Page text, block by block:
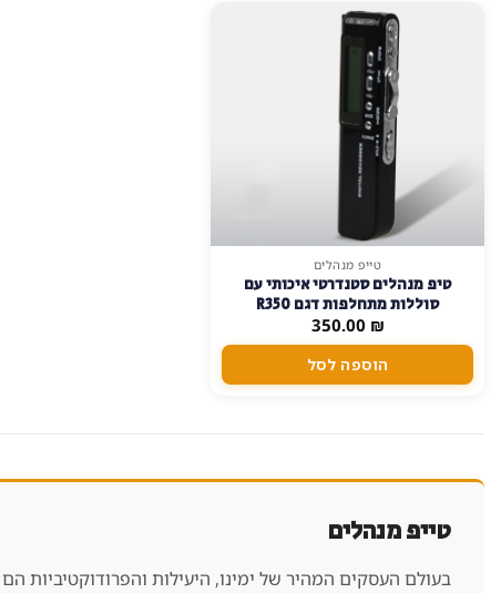
טייפ מנהלים
טיפ מנהלים סטנדרטי איכותי עם
סוללות מתחלפות דגם R350
350.00 ₪
הוספה לסל
טייפ מנהלים
בעולם העסקים המהיר של ימינו, היעילות והפרודוקטיביות